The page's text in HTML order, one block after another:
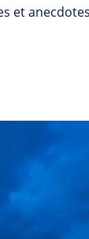
et